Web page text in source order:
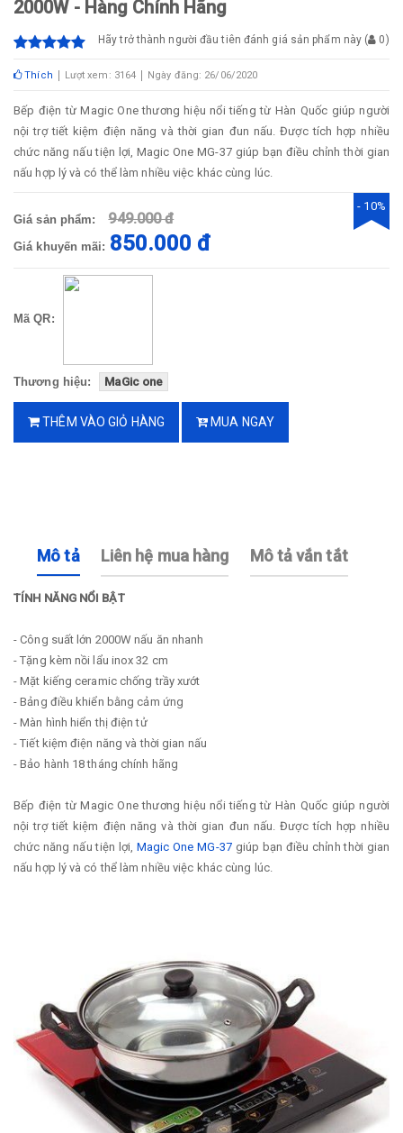
2000W - Hàng Chính Hãng
Hãy trở thành người đầu tiên đánh giá sản phẩm này ( 0)
Thích Lượt xem: 3164 Ngày đăng: 26/06/2020
Bếp điện từ Magic One thương hiệu nổi tiếng từ Hàn Quốc giúp người
nội trợ tiết kiệm điện năng và thời gian đun nấu. Được tích hợp nhiều
chức năng nấu tiện lợi, Magic One MG-37 giúp bạn điều chỉnh thời gian
nấu hợp lý và có thể làm nhiều việc khác cùng lúc.
Giá sản phẩm: 949.000 đ
Giá khuyến mãi: 850.000 đ
- 10%
Mã QR:
Thương hiệu: MaGic one
THÊM VÀO GIỎ HÀNG MUA NGAY
Mô tả Liên hệ mua hàng Mô tả vắn tắt
TÍNH NĂNG NỔI BẬT
- Công suất lớn 2000W nấu ăn nhanh
- Tặng kèm nồi lẩu inox 32 cm
- Mặt kiếng ceramic chống trầy xướt
- Bảng điều khiển bằng cảm ứng
- Màn hình hiển thị điện tử
- Tiết kiệm điện năng và thời gian nấu
- Bảo hành 18 tháng chính hãng
Bếp điện từ Magic One thương hiệu nổi tiếng từ Hàn Quốc giúp người
nội trợ tiết kiệm điện năng và thời gian đun nấu. Được tích hợp nhiều
chức năng nấu tiện lợi, Magic One MG-37giúp bạn điều chỉnh thời gian
nấu hợp lý và có thể làm nhiều việc khác cùng lúc.